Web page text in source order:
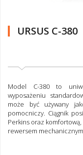
URSUS C-380
Model C-380 to
wyposażeniu
może być używany
pomocniczy. Ciągnik
Perkins oraz
rewersem